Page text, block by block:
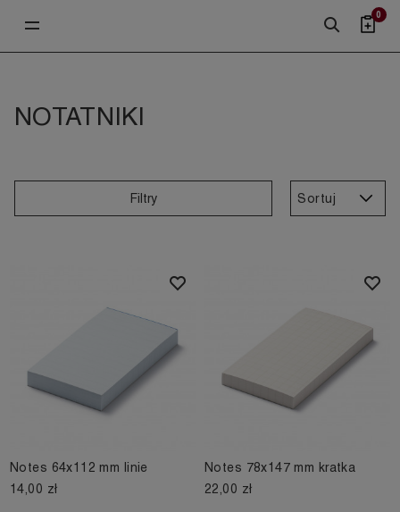
0
NOTATNIKI
Filtry Sortuj
Notes 64x112 mm linie
14,00 zł
Notes 78x147 mm kratka
22,00 zł